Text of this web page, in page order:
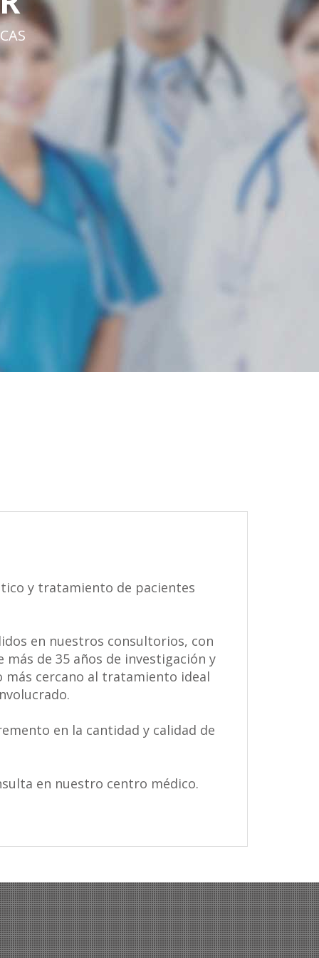
y tratamiento de pacientes
en nuestros consultorios, con
de 35 años de investigación y
más cercano al tratamiento ideal
en la cantidad y calidad de
en nuestro centro médico.